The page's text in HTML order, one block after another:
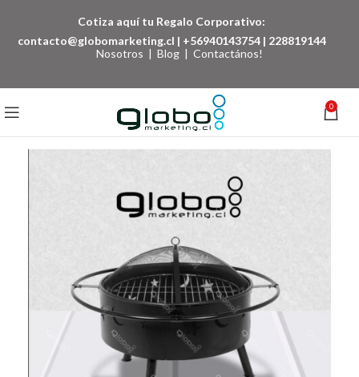
Cotiza aquí tu Regalo Corporativo:
contacto@globomarketing.cl | +56940143754 | 228819144
Nosotros | Blog | Contactános!
0